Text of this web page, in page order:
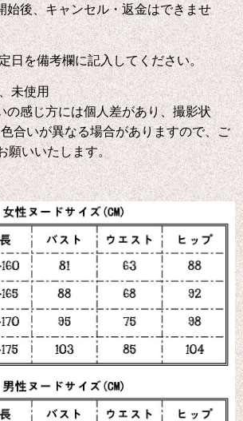
後、キャンセル・返金はできませ
日を備考欄に記入してください。
未使用
感じ方には個人差があり、撮影状
合いが異なる場合がありますので、ご
願いいたします。